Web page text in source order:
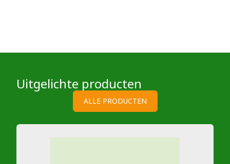
Uitgelichte producten
ALLE PRODUCTEN